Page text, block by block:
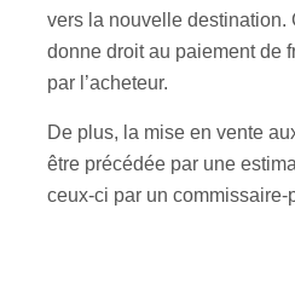
vers la nouvelle destination.
donne droit au paiement de
par l’acheteur.
De plus, la mise en vente
être précédée par une
ceux-ci par un commissaire-